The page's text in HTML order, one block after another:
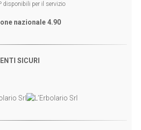
disponibili per il servizio
nazionale 4.90
SICURI